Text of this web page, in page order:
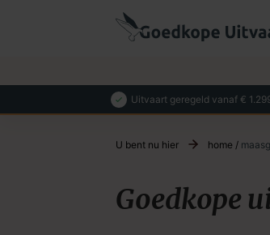
Uitvaart geregeld vanaf €
U bent nu hier home /
Goedkope